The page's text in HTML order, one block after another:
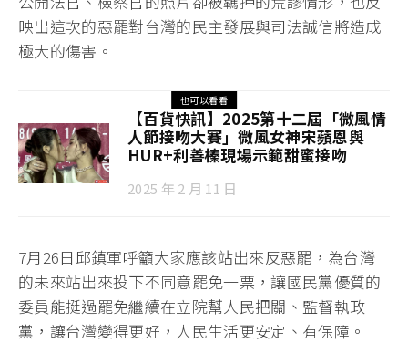
映出這次的惡罷對台灣的民主發展與司法誠信將造成
極大的傷害。
也可以看看
【百貨快訊】2025第十二屆「微風情
人節接吻大賽」微風女神宋蘋恩與
HUR+利善榛現場示範甜蜜接吻
2025 年 2 月 11 日
7月26日邱鎮軍呼籲大家應該站出來反惡罷，為台灣
的未來站出來投下不同意罷免一票，讓國民黨優質的
委員能挺過罷免繼續在立院幫人民把關、監督執政
黨，讓台灣變得更好，人民生活更安定、有保障。